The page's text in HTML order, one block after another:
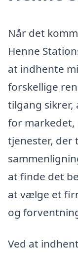
Når det
Henne
at indhente
forskellige
tilgang sikrer,
for markedet,
tjenester, der
at finde det
at vælge et
og
Ved at